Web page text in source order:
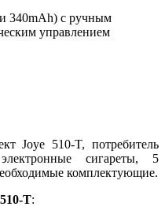
340mAh) с ручным
управлением
Joye 510-T, потребитель
сигареты, 5
комплектующие.
T: